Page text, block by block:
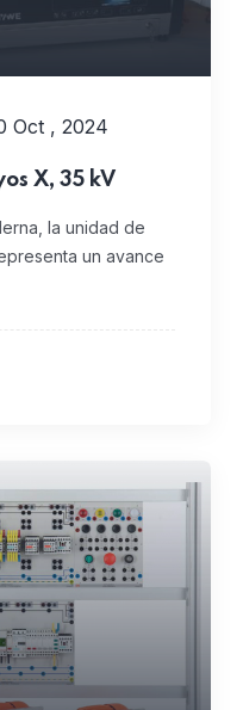
Oct , 2024
X, 35 kV
la unidad de
un avance